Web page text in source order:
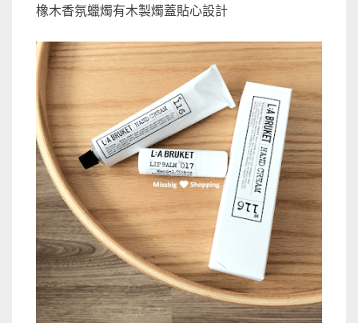
橡木香氛蠟燭有木製燭蓋貼心設計